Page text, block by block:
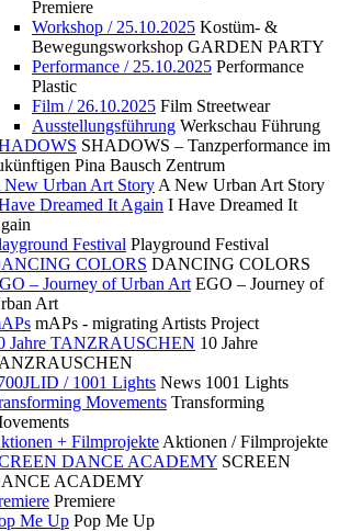
Premiere
Workshop / 25.10.2025 Kostüm- &
Bewegungsworkshop GARDEN PARTY
Performance / 25.10.2025 Performance
Plastic
Film / 26.10.2025 Film Streetwear
Ausstellungsführung Werkschau Führung
SHADOWS – Tanzperformance im
Pina Bausch Zentrum
New Urban Art Story A New Urban Art Story
Dreamed It Again I Have Dreamed It
Festival Playground Festival
COLORS DANCING COLORS
– Journey of Urban Art EGO – Journey of
Art
mAPs - migrating Artists Project
Jahre TANZRAUSCHEN 10 Jahre
/ 1001 Lights News 1001 Lights
Movements Transforming
+ Filmprojekte Aktionen / Filmprojekte
DANCE ACADEMY SCREEN
ACADEMY
Premiere
Me Up Pop Me Up